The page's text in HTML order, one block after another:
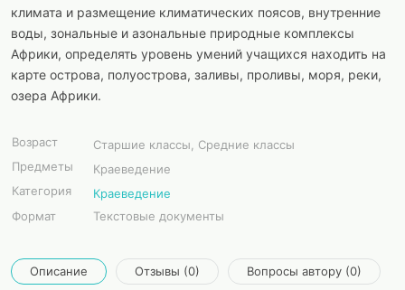
климата и размещение климатических поясов, внутренние
воды, зональные и азональные природные комплексы
Африки, определять уровень умений учащихся находить на
карте острова, полуострова, заливы, проливы, моря, реки,
озера Африки.
Возраст
Старшие классы, Средние классы
Предметы
Краеведение
Категория
Краеведение
Формат
Текстовые документы
Описание Отзывы (0) Вопросы автору (0)